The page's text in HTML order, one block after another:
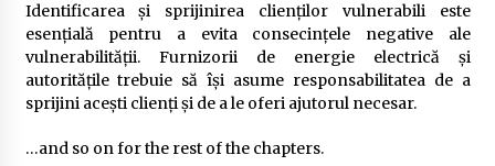
Identificarea și sprijinirea clienților vulnerabili este
esențială pentru a evita consecințele negative ale
vulnerabilității. Furnizorii de energie electrică și
autoritățile trebuie să își asume responsabilitatea de a
sprijini acești clienți și de a le oferi ajutorul necesar.
…and so on for the rest of the chapters.